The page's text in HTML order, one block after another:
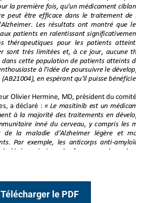
Télécharger le PDF